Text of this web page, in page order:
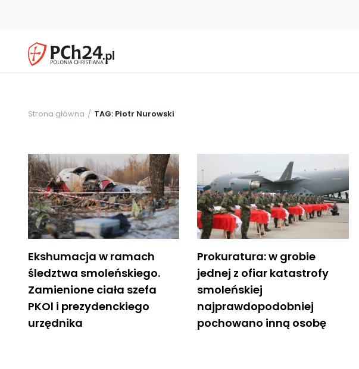
Strona główna TAG: Piotr Nurowski
Ekshumacja w ramach
śledztwa smoleńskiego.
Zamienione ciała szefa
PKOl i prezydenckiego
urzędnika
Prokuratura: w grobie
jednej z ofiar katastrofy
smoleńskiej
najprawdopodobniej
pochowano inną osobę